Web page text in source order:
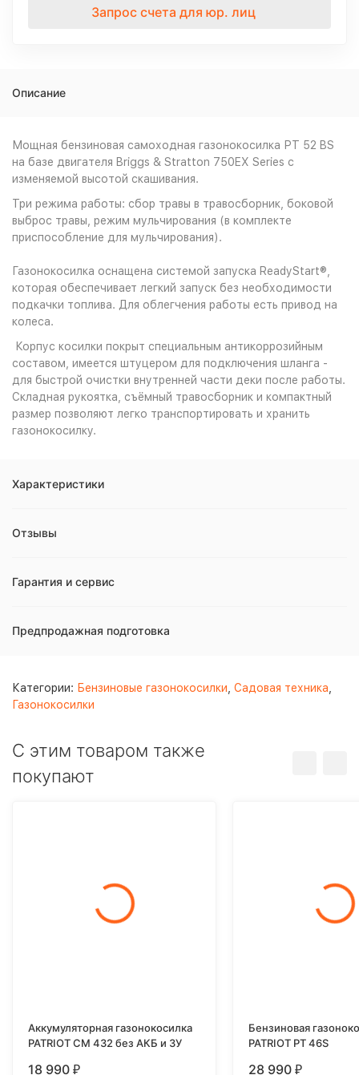
Запрос счета для юр. лиц
Описание
Мощная бензиновая самоходная газонокосилка РТ 52 BS
на базе двигателя Briggs & Stratton 750EX Series с
изменяемой высотой скашивания.
Три режима работы: сбор травы в травосборник, боковой
выброс травы, режим мульчирования (в комплекте
приспособление для мульчирования).
Газонокосилка оснащена системой запуска ReadyStart®,
которая обеспечивает легкий запуск без необходимости
подкачки топлива. Для облегчения работы есть привод на
колеса.
Корпус косилки покрыт специальным антикоррозийным
составом, имеется штуцером для подключения шланга -
для быстрой очистки внутренней части деки после работы.
Складная рукоятка, съёмный травосборник и компактный
размер позволяют легко транспортировать и хранить
газонокосилку.
Характеристики
Отзывы
Гарантия и сервис
Предпродажная подготовка
Категории: Бензиновые газонокосилки Садовая техника
Газонокосилки
C этим товаром также
покупают
Аккумуляторная газонокосилка
PATRIOT CM 432 без АКБ и ЗУ
18 990 ₽
Бензиновая
PATRIOT PT 46S
28 990 ₽